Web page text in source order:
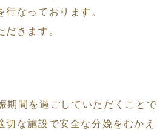
なっております。
きます。
間を過ごしていただくこと
な施設で安全な分娩をむかえ